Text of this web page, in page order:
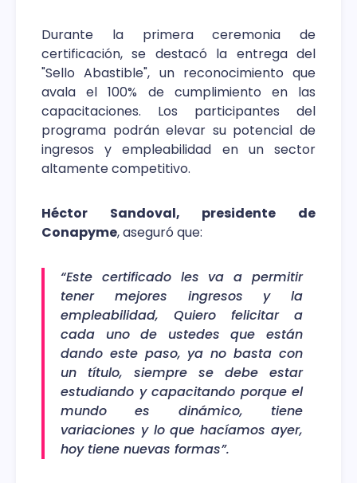
Durante la primera ceremonia de
certificación, se destacó la entrega del
"Sello Abastible", un reconocimiento que
avala el 100% de cumplimiento en las
capacitaciones. Los participantes del
programa podrán elevar su potencial de
ingresos y empleabilidad en un sector
altamente competitivo.
Héctor Sandoval, presidente de
Conapyme, aseguró que:
“Este certificado les va a permitir
tener mejores ingresos y la
empleabilidad, Quiero felicitar a
cada uno de ustedes que están
dando este paso, ya no basta con
un título, siempre se debe estar
estudiando y capacitando porque el
mundo es dinámico, tiene
variaciones y lo que hacíamos ayer,
hoy tiene nuevas formas”.